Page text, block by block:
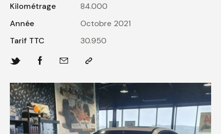
Kilométrage
84.000
Année
Octobre 2021
Tarif TTC
30.950